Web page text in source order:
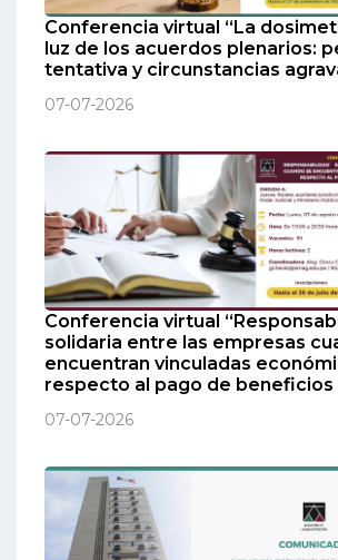
Conferencia virtual “La
luz de los acuerdos plenarios:
tentativa y circunstancias
07-07-2026
Conferencia virtual
solidaria entre las empresas
encuentran vinculadas
respecto al pago de beneficios
07-07-2026